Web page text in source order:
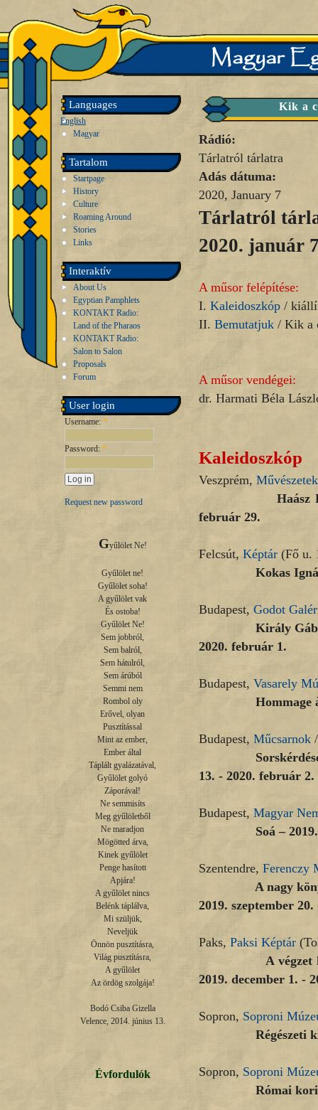
Languages
English
Magyar
Tartalom
Startpage
History
Culture
Roaming Around
Stories
Links
Interaktív
About Us
Egyptian Pamphlets
KONTAKT Radio:
Land of the Pharaos
KONTAKT Radio:
Salon to Salon
Proposals
Forum
User login
Username: *
Password: *
Request new password
Gyűlölet Ne!
Gyűlölet ne!
Gyűlölet soha!
A gyűlölet vak
És ostoba!
Gyűlölet Ne!
Sem jobbról,
Sem balról,
Sem hátulról,
Sem árúból
Semmi nem
Rombol oly
Erővel, olyan
Pusztítással
Mint az ember,
Ember által
Táplált gyalázatával,
Gyűlölet golyó
Záporával!
Ne semmisíts
Meg gyűlöletből
Ne maradjon
Mögötted árva,
Kinek gyűlölet
Penge hasított
Apjára!
A gyűlölet nincs
Belénk táplálva,
Mi szüljük,
Neveljük
Önnön pusztításra,
Világ pusztításra,
A gyűlölet
Az ördög szolgája!
Bodó Csiba Gizella
Velence, 2014. június 13.
Évfordulók
Kik a
Rádió:
Tárlatról tárlatra
Adás dátuma:
2020, January 7
Tárlatról
2020. január
A műsor felépítése:
I. Kaleidoszkóp /
II. Bemutatjuk / Kik a
A műsor vendégei:
dr. Harmati Béla
Kaleidoszkóp
Veszprém,
Haász Katalin,
február 29.
Felcsút, Képtár (Fő u.
Kokas Ignác
Budapest, Godot
Király Gábor,
2020. február 1.
Budapest, Vasarely
Hommage à
Budapest, Műcsarnok
Sorskérdések |
13. - 2020. február 2.
Budapest, Magyar
Soá – 2019.
Szentendre, Ferenczy
A nagy
2019. szeptember
Paks, Paksi Képtár
A végzet
2019. december 1. -
Sopron, Soproni
Régészeti
Sopron, Soproni
Római kori